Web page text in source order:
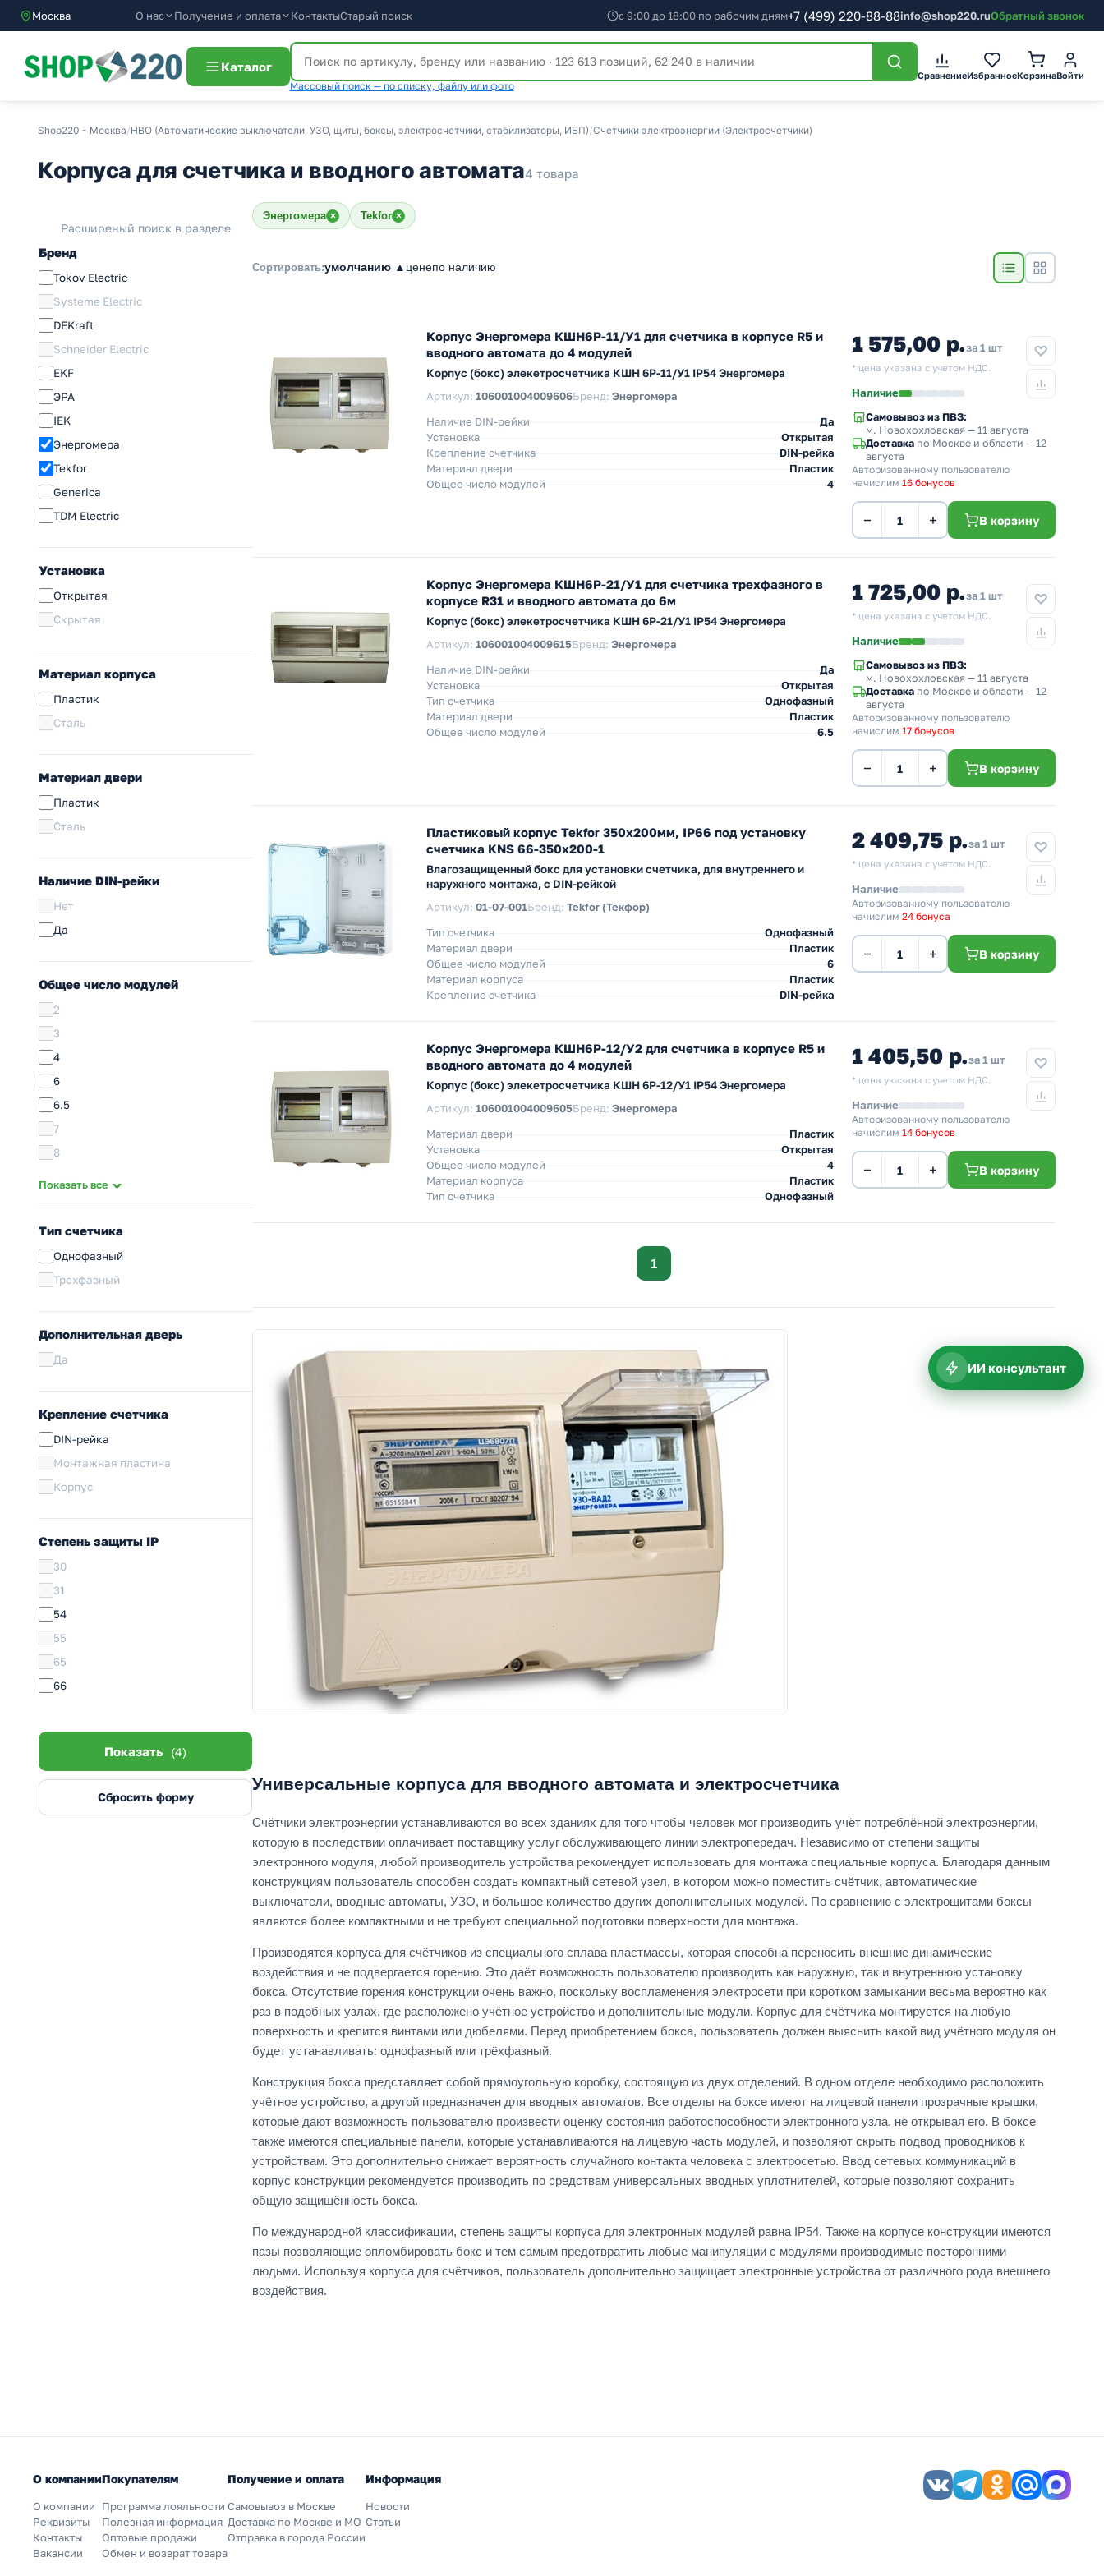
Москва О нас Получение и оплата КонтактыСтарый поиск с 9:00 до 18:00 по рабочим дням+7 (499) 220-88-88info@shop220.ruОбратный звонок
Каталог
Массовый поиск — по списку, файлу или фото
СравнениеИзбранноеКорзинаВойти
Shop220 - Москва/НВО (Автоматические выключатели, УЗО, щиты, боксы, электросчетчики, стабилизаторы, ИБП)/Счетчики электроэнергии (Электросчетчики)
Корпуса для счетчика и вводного автомата4 товара
Расширеный поиск в разделе
Бренд
Tokov Electric
Systeme Electric
DEKraft
Schneider Electric
EKF
ЭРА
IEK
Энергомера
Tekfor
Generica
TDM Electric
Установка
Открытая
Скрытая
Материал корпуса
Пластик
Сталь
Материал двери
Пластик
Сталь
Наличие DIN-рейки
Нет
Да
Общее число модулей
2
3
4
6
6.5
7
8
20
24
30
36
42
48
72
Показать все
Тип счетчика
Однофазный
Трехфазный
Дополнительная дверь
Да
Крепление счетчика
DIN-рейка
Монтажная пластина
Корпус
Степень защиты IP
30
31
54
55
65
66
Показать (4)
Сбросить форму
Энергомера × Tekfor ×
Сортировать:умолчанию ▲ ценепо наличию
Корпус Энергомера КШН6Р-11/У1 для счетчика в корпусе R5 и
вводного автомата до 4 модулей
Корпус (бокс) элекетросчетчика КШН 6Р-11/У1 IP54 Энергомера
Артикул: 106001004009606Бренд: Энергомера
Наличие DIN-рейки
Да
Установка
Открытая
Крепление счетчика
DIN-рейка
Материал двери
Пластик
Общее число модулей
4
1 575,00 р.за 1 шт
* цена указана с учетом НДС.
Наличие
Самовывоз из ПВЗ:
м. Новохохловская — 11 августа
Доставка по Москве и области — 12
августа
Авторизованному пользователю
начислим 16 бонусов
− + В корзину
Корпус Энергомера КШН6Р-21/У1 для счетчика трехфазного в
корпусе R31 и вводного автомата до 6м
Корпус (бокс) элекетросчетчика КШН 6Р-21/У1 IP54 Энергомера
Артикул: 106001004009615Бренд: Энергомера
Наличие DIN-рейки
Да
Установка
Открытая
Тип счетчика
Однофазный
Материал двери
Пластик
Общее число модулей
6.5
1 725,00 р.за 1 шт
* цена указана с учетом НДС.
Наличие
Самовывоз из ПВЗ:
м. Новохохловская — 11 августа
Доставка по Москве и области — 12
августа
Авторизованному пользователю
начислим 17 бонусов
− + В корзину
Пластиковый корпус Tekfor 350x200мм, IP66 под установку
счетчика KNS 66-350x200-1
Влагозащищенный бокс для установки счетчика, для внутреннего и
наружного монтажа, с DIN-рейкой
Артикул: 01-07-001Бренд: Tekfor (Текфор)
Тип счетчика
Однофазный
Материал двери
Пластик
Общее число модулей
6
Материал корпуса
Пластик
Крепление счетчика
DIN-рейка
2 409,75 р.за 1 шт
* цена указана с учетом НДС.
Наличие
Авторизованному пользователю
начислим 24 бонуса
− + В корзину
Корпус Энергомера КШН6Р-12/У2 для счетчика в корпусе R5 и
вводного автомата до 4 модулей
Корпус (бокс) элекетросчетчика КШН 6Р-12/У1 IP54 Энергомера
Артикул: 106001004009605Бренд: Энергомера
Материал двери
Пластик
Установка
Открытая
Общее число модулей
4
Материал корпуса
Пластик
Тип счетчика
Однофазный
1 405,50 р.за 1 шт
* цена указана с учетом НДС.
Наличие
Авторизованному пользователю
начислим 14 бонусов
− + В корзину
1
Универсальные корпуса для вводного автомата и электросчетчика
Счётчики электроэнергии устанавливаются во всех зданиях для того чтобы человек мог производить учёт потреблённой электроэнергии,
которую в последствии оплачивает поставщику услуг обслуживающего линии электропередач. Независимо от степени защиты
электронного модуля, любой производитель устройства рекомендует использовать для монтажа специальные корпуса. Благодаря данным
конструкциям пользователь способен создать компактный сетевой узел, в котором можно поместить счётчик, автоматические
выключатели, вводные автоматы, УЗО, и большое количество других дополнительных модулей. По сравнению с электрощитами боксы
являются более компактными и не требуют специальной подготовки поверхности для монтажа.
Производятся корпуса для счётчиков из специального сплава пластмассы, которая способна переносить внешние динамические
воздействия и не подвергается горению. Это даёт возможность пользователю производить как наружную, так и внутреннюю установку
бокса. Отсутствие горения конструкции очень важно, поскольку воспламенения электросети при коротком замыкании весьма вероятно как
раз в подобных узлах, где расположено учётное устройство и дополнительные модули. Корпус для счётчика монтируется на любую
поверхность и крепится винтами или дюбелями. Перед приобретением бокса, пользователь должен выяснить какой вид учётного модуля он
будет устанавливать: однофазный или трёхфазный.
Конструкция бокса представляет собой прямоугольную коробку, состоящую из двух отделений. В одном отделе необходимо расположить
учётное устройство, а другой предназначен для вводных автоматов. Все отделы на боксе имеют на лицевой панели прозрачные крышки,
которые дают возможность пользователю произвести оценку состояния работоспособности электронного узла, не открывая его. В боксе
также имеются специальные панели, которые устанавливаются на лицевую часть модулей, и позволяют скрыть подвод проводников к
устройствам. Это дополнительно снижает вероятность случайного контакта человека с электросетью. Ввод сетевых коммуникаций в
корпус конструкции рекомендуется производить по средствам универсальных вводных уплотнителей, которые позволяют сохранить
общую защищённость бокса.
По международной классификации, степень защиты корпуса для электронных модулей равна IP54. Также на корпусе конструкции имеются
пазы позволяющие опломбировать бокс и тем самым предотвратить любые манипуляции с модулями производимые посторонними
людьми. Используя корпуса для счётчиков, пользователь дополнительно защищает электронные устройства от различного рода внешнего
воздействия.
О компании
О компании
Реквизиты
Контакты
Вакансии
Покупателям
Программа лояльности
Полезная информация
Оптовые продажи
Обмен и возврат товара
Получение и оплата
Самовывоз в Москве
Доставка по Москве и МО
Отправка в города России
Информация
Новости
Статьи
ИИ консультант